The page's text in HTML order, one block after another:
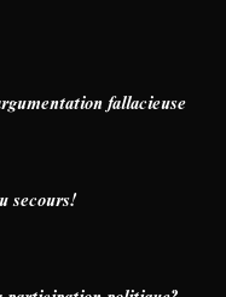
fallacieuse
secours!